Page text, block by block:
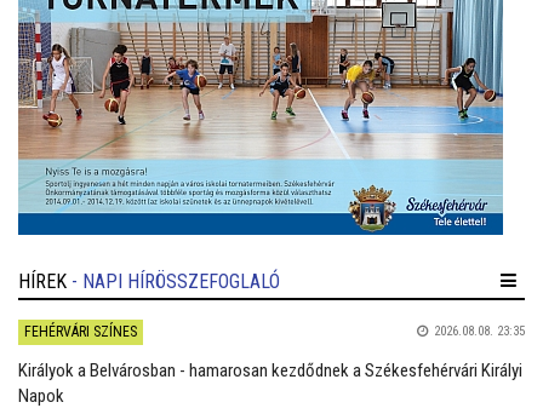
HÍREK - NAPI HÍRÖSSZEFOGLALÓ
FEHÉRVÁRI SZÍNES 2026.08.08. 23:35
Királyok a Belvárosban - hamarosan kezdődnek a Székesfehérvári Királyi
Napok